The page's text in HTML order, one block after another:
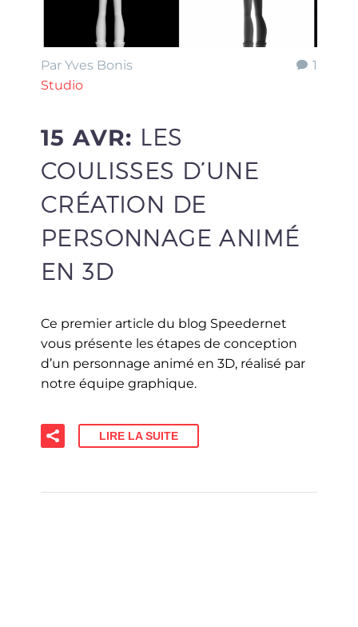
1
Par Yves Bonis
Studio
15 AVR: LES
COULISSES D’UNE
CRÉATION DE
PERSONNAGE ANIMÉ
EN 3D
Ce premier article du blog Speedernet
vous présente les étapes de conception
d’un personnage animé en 3D, réalisé par
notre équipe graphique.
LIRE LA SUITE